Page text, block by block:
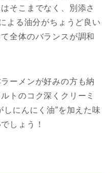
そこまでなく、別添さ
よる油分がちょうど良い
全体のバランスが調和
ーメンが好みの方も納
トのコク深くクリーミ
しにんにく油”を加えた味
しょう！